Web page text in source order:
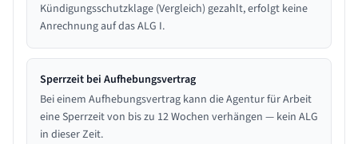
Kündigungsschutzklage (Vergleich) gezahlt, erfolgt keine
Anrechnung auf das ALG I.
Sperrzeit bei Aufhebungsvertrag
Bei einem Aufhebungsvertrag kann die Agentur für Arbeit
eine Sperrzeit von bis zu 12 Wochen verhängen — kein ALG
in dieser Zeit.